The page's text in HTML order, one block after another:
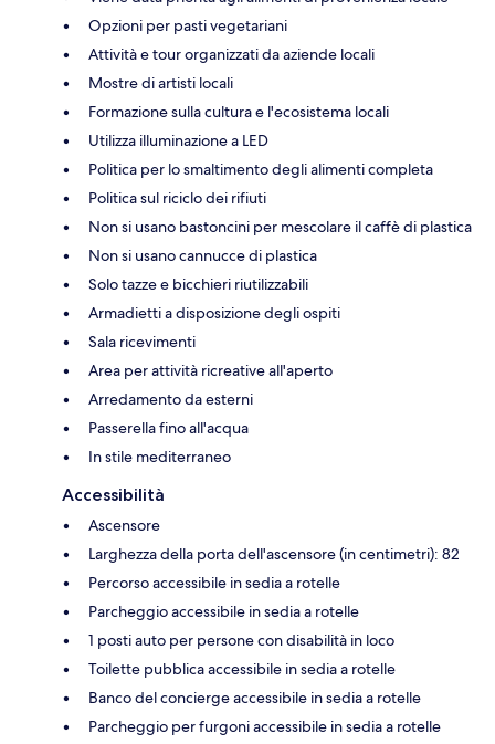
Opzioni per pasti vegetariani
Attività e tour organizzati da aziende locali
Mostre di artisti locali
Formazione sulla cultura e l'ecosistema locali
Utilizza illuminazione a LED
Politica per lo smaltimento degli alimenti completa
Politica sul riciclo dei rifiuti
Non si usano bastoncini per mescolare il caffè di plastica
Non si usano cannucce di plastica
Solo tazze e bicchieri riutilizzabili
Armadietti a disposizione degli ospiti
Sala ricevimenti
Area per attività ricreative all'aperto
Arredamento da esterni
Passerella fino all'acqua
In stile mediterraneo
Accessibilità
Ascensore
Larghezza della porta dell'ascensore (in centimetri): 82
Percorso accessibile in sedia a rotelle
Parcheggio accessibile in sedia a rotelle
1 posti auto per persone con disabilità in loco
Toilette pubblica accessibile in sedia a rotelle
Banco del concierge accessibile in sedia a rotelle
Parcheggio per furgoni accessibile in sedia a rotelle